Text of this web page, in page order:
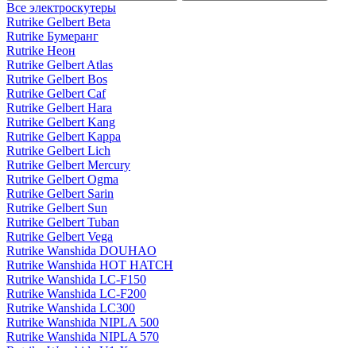
Все электро­скутеры
Rutrike Gelbert Beta
Rutrike Бумеранг
Rutrike Неон
Rutrike Gelbert Atlas
Rutrike Gelbert Bos
Rutrike Gelbert Caf
Rutrike Gelbert Hara
Rutrike Gelbert Kang
Rutrike Gelbert Kappa
Rutrike Gelbert Lich
Rutrike Gelbert Mercury
Rutrike Gelbert Ogma
Rutrike Gelbert Sarin
Rutrike Gelbert Sun
Rutrike Gelbert Tuban
Rutrike Gelbert Vega
Rutrike Wanshida DOUHAO
Rutrike Wanshida HOT HATCH
Rutrike Wanshida LC-F150
Rutrike Wanshida LC-F200
Rutrike Wanshida LC300
Rutrike Wanshida NIPLA 500
Rutrike Wanshida NIPLA 570